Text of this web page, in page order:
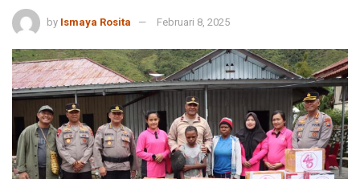
by Ismaya Rosita Februari 8, 2025